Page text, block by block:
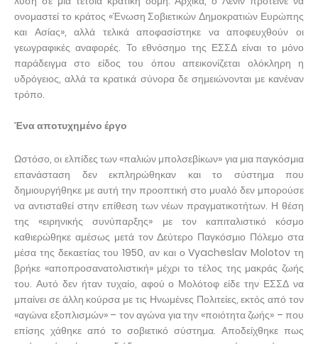
ονομαστεί το κράτος «Ένωση Σοβιετικών Δημοκρατιών Ευρώπης
και Ασίας», αλλά τελικά αποφασίστηκε να αποφευχθούν οι
γεωγραφικές αναφορές. Το εθνόσημο της ΕΣΣΔ είναι το μόνο
παράδειγμα στο είδος του όπου απεικονίζεται ολόκληρη η
υδρόγειος, αλλά τα κρατικά σύνορα δε σημειώνονται με κανέναν
τρόπο.
Ένα αποτυχημένο έργο
Ωστόσο, οι ελπίδες των «παλιών μπολσεβίκων» για μια παγκόσμια
επανάσταση δεν εκπληρώθηκαν και το σύστημα που
δημιουργήθηκε με αυτή την προοπτική στο μυαλό δεν μπορούσε
να αντισταθεί στην επίθεση των νέων πραγματικοτήτων. Η θέση
της «ειρηνικής συνύπαρξης» με τον καπιταλιστικό κόσμο
καθιερώθηκε αμέσως μετά τον Δεύτερο Παγκόσμιο Πόλεμο στα
μέσα της δεκαετίας του 1950, αν και ο Vyacheslav Molotov τη
βρήκε «αποπροσανατολιστική» μέχρι το τέλος της μακράς ζωής
του. Αυτό δεν ήταν τυχαίο, αφού ο Μολότοφ είδε την ΕΣΣΔ να
μπαίνει σε άλλη κούρσα με τις Ηνωμένες Πολιτείες, εκτός από τον
«αγώνα εξοπλισμών» – τον ​​αγώνα για την «ποιότητα ζωής» – που
επίσης χάθηκε από το σοβιετικό σύστημα. Αποδείχθηκε πως